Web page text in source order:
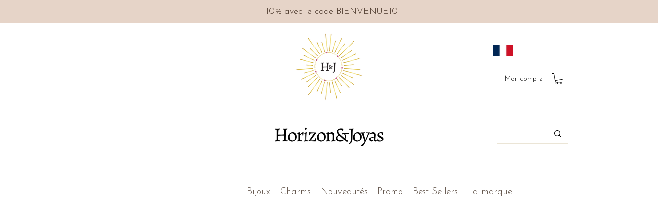
Horizon&Joyas
Mon compte
Bijoux Charms Nouveautés Promo Best Sellers La marque
-10% avec le code BIENVENUE10